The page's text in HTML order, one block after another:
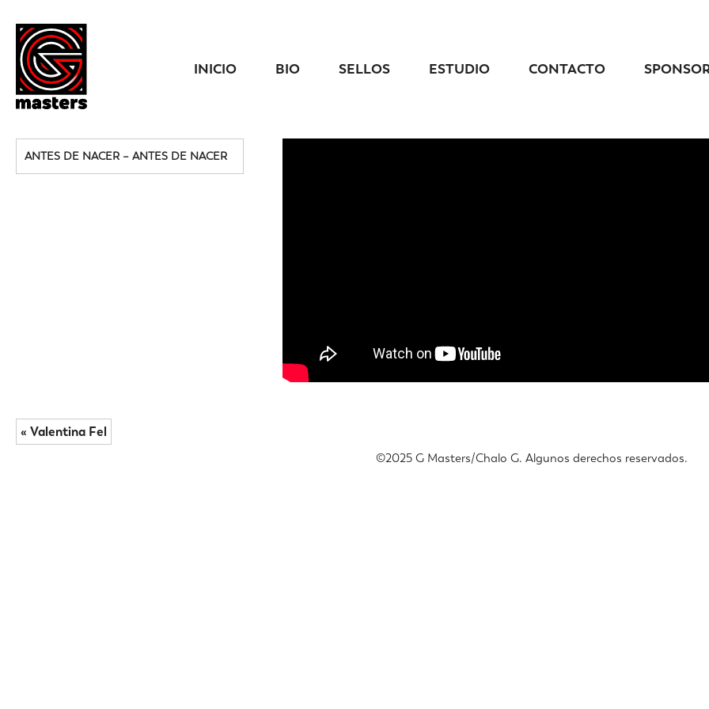
INICIO BIO SELLOS ESTUDIO CONTACTO
ANTES DE NACER – ANTES DE NACER
« Valentina Fel
©️2025 G Masters/Chalo G. Algunos derechos reservados.